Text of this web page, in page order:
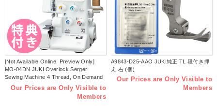
[Not Available Online, Preview Only]
MO-04DN JUKI Overlock Serger
Sewing Machine 4 Thread, On Demand
(pcs)Our Prices are Only Visible to
Members
A9843-D25-AAO JUKI純正 TL 段付き押
え 右 (個)
Our Prices are Only Visible to
Members